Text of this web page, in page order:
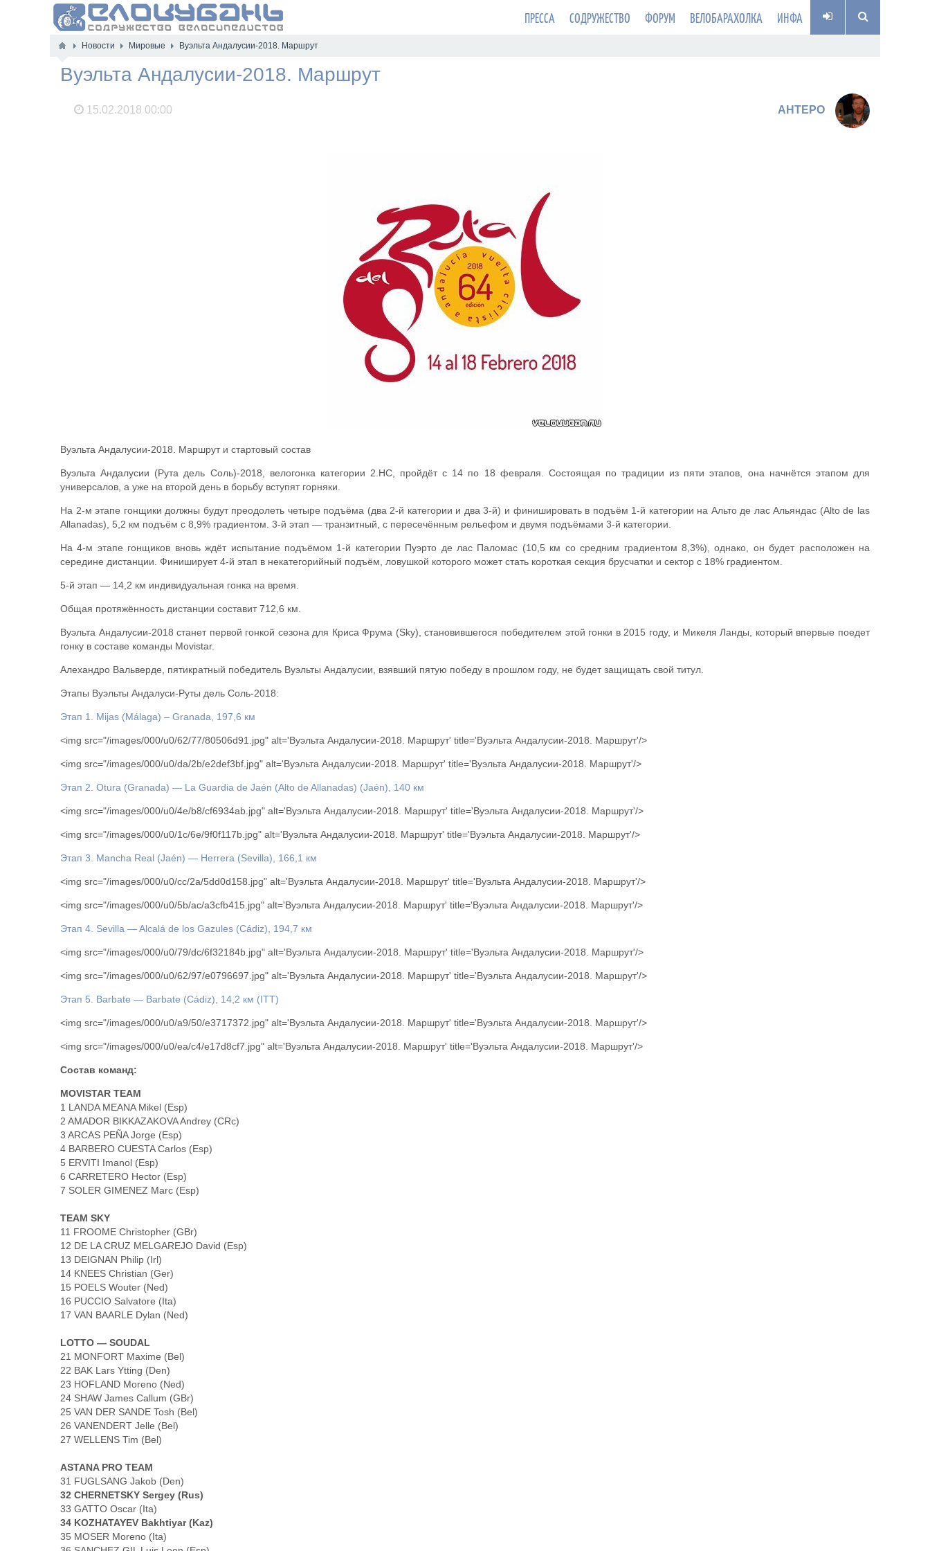
ПРЕССА СОДРУЖЕСТВО ФОРУМ ВЕЛОБАРАХОЛКА ИНФА
Новости Мировые Вуэльта Андалусии-2018. Маршрут
Вуэльта Андалусии-2018. Маршрут
15.02.2018 00:00 AHTEPO
Вуэльта Андалусии-2018. Маршрут и стартовый состав
Вуэльта Андалусии (Рута дель Соль)-2018, велогонка категории 2.HC, пройдёт с 14 по 18 февраля. Состоящая по традиции из пяти этапов, она начнётся этапом для
универсалов, а уже на второй день в борьбу вступят горняки.
На 2-м этапе гонщики должны будут преодолеть четыре подъёма (два 2-й категории и два 3-й) и финишировать в подъём 1-й категории на Альто де лас Альяндас (Alto de las
Allanadas), 5,2 км подъём с 8,9% градиентом. 3-й этап — транзитный, с пересечённым рельефом и двумя подъёмами 3-й категории.
На 4-м этапе гонщиков вновь ждёт испытание подъёмом 1-й категории Пуэрто де лас Паломас (10,5 км со средним градиентом 8,3%), однако, он будет расположен на
середине дистанции. Финиширует 4-й этап в некатегорийный подъём, ловушкой которого может стать короткая секция брусчатки и сектор с 18% градиентом.
5-й этап — 14,2 км индивидуальная гонка на время.
Общая протяжённость дистанции составит 712,6 км.
Вуэльта Андалусии-2018 станет первой гонкой сезона для Криса Фрума (Sky), становившегося победителем этой гонки в 2015 году, и Микеля Ланды, который впервые поедет
гонку в составе команды Movistar.
Алехандро Вальверде, пятикратный победитель Вуэльты Андалусии, взявший пятую победу в прошлом году, не будет защищать свой титул.
Этапы Вуэльты Андалуси-Руты дель Соль-2018:
Этап 1. Mijas (Málaga) – Granada, 197,6 км
<img src="/images/000/u0/62/77/80506d91.jpg" alt='Вуэльта Андалусии-2018. Маршрут' title='Вуэльта Андалусии-2018. Маршрут'/>
<img src="/images/000/u0/da/2b/e2def3bf.jpg" alt='Вуэльта Андалусии-2018. Маршрут' title='Вуэльта Андалусии-2018. Маршрут'/>
Этап 2. Otura (Granada) — La Guardia de Jaén (Alto de Allanadas) (Jaén), 140 км
<img src="/images/000/u0/4e/b8/cf6934ab.jpg" alt='Вуэльта Андалусии-2018. Маршрут' title='Вуэльта Андалусии-2018. Маршрут'/>
<img src="/images/000/u0/1c/6e/9f0f117b.jpg" alt='Вуэльта Андалусии-2018. Маршрут' title='Вуэльта Андалусии-2018. Маршрут'/>
Этап 3. Mancha Real (Jaén) — Herrera (Sevilla), 166,1 км
<img src="/images/000/u0/cc/2a/5dd0d158.jpg" alt='Вуэльта Андалусии-2018. Маршрут' title='Вуэльта Андалусии-2018. Маршрут'/>
<img src="/images/000/u0/5b/ac/a3cfb415.jpg" alt='Вуэльта Андалусии-2018. Маршрут' title='Вуэльта Андалусии-2018. Маршрут'/>
Этап 4. Sevilla — Alcalá de los Gazules (Cádiz), 194,7 км
<img src="/images/000/u0/79/dc/6f32184b.jpg" alt='Вуэльта Андалусии-2018. Маршрут' title='Вуэльта Андалусии-2018. Маршрут'/>
<img src="/images/000/u0/62/97/e0796697.jpg" alt='Вуэльта Андалусии-2018. Маршрут' title='Вуэльта Андалусии-2018. Маршрут'/>
Этап 5. Barbate — Barbate (Cádiz), 14,2 км (ITT)
<img src="/images/000/u0/a9/50/e3717372.jpg" alt='Вуэльта Андалусии-2018. Маршрут' title='Вуэльта Андалусии-2018. Маршрут'/>
<img src="/images/000/u0/ea/c4/e17d8cf7.jpg" alt='Вуэльта Андалусии-2018. Маршрут' title='Вуэльта Андалусии-2018. Маршрут'/>
Состав команд:
MOVISTAR TEAM
1 LANDA MEANA Mikel (Esp)
2 AMADOR BIKKAZAKOVA Andrey (CRc)
3 ARCAS PEÑA Jorge (Esp)
4 BARBERO CUESTA Carlos (Esp)
5 ERVITI Imanol (Esp)
6 CARRETERO Hector (Esp)
7 SOLER GIMENEZ Marc (Esp)
TEAM SKY
11 FROOME Christopher (GBr)
12 DE LA CRUZ MELGAREJO David (Esp)
13 DEIGNAN Philip (Irl)
14 KNEES Christian (Ger)
15 POELS Wouter (Ned)
16 PUCCIO Salvatore (Ita)
17 VAN BAARLE Dylan (Ned)
LOTTO — SOUDAL
21 MONFORT Maxime (Bel)
22 BAK Lars Ytting (Den)
23 HOFLAND Moreno (Ned)
24 SHAW James Callum (GBr)
25 VAN DER SANDE Tosh (Bel)
26 VANENDERT Jelle (Bel)
27 WELLENS Tim (Bel)
ASTANA PRO TEAM
31 FUGLSANG Jakob (Den)
32 CHERNETSKY Sergey (Rus)
33 GATTO Oscar (Ita)
34 KOZHATAYEV Bakhtiyar (Kaz)
35 MOSER Moreno (Ita)